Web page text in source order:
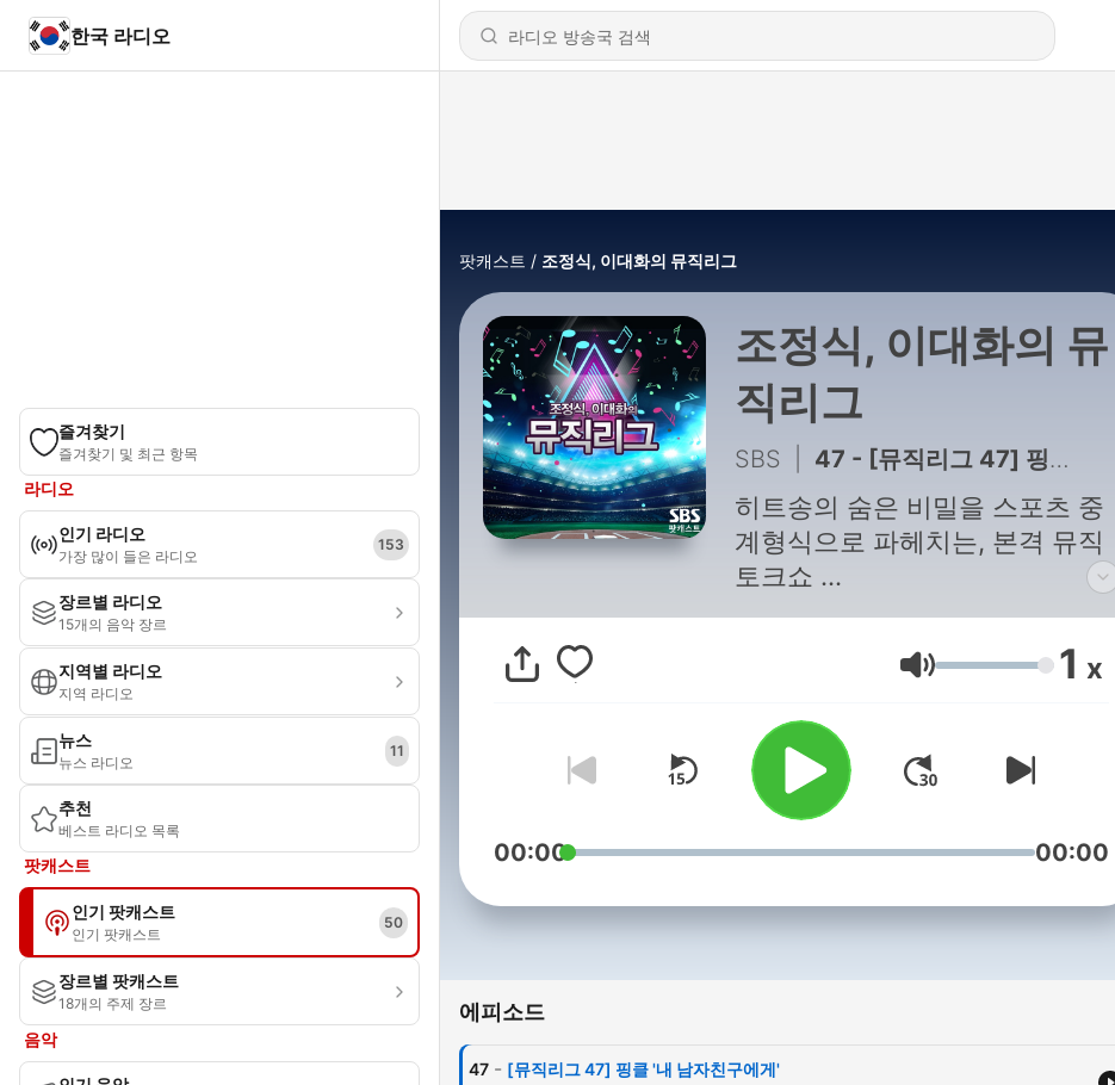
한국 라디오
즐겨찾기
즐겨찾기 및 최근 항목
라디오
인기 라디오
가장 많이 들은 라디오
153
장르별 라디오
15개의 음악 장르
지역별 라디오
지역 라디오
뉴스
뉴스 라디오
11
추천
베스트 라디오 목록
팟캐스트
인기 팟캐스트
인기 팟캐스트
50
장르별 팟캐스트
18개의 주제 장르
음악
팟캐스트 조정식, 이대화의 뮤직리그
조정식, 이대화의 뮤
직리그
SBS 47 - [뮤직리그 47] 핑클 '내 남자친구에게'
히트송의 숨은 비밀을 스포츠 중
계형식으로 파헤치는, 본격 뮤직
토크쇼
(캐스터 조정식, 음악해설가 이대
음량 1 x
00:00 00:00
에피소드
47 - [뮤직리그 47] 핑클 '내 남자친구에게'